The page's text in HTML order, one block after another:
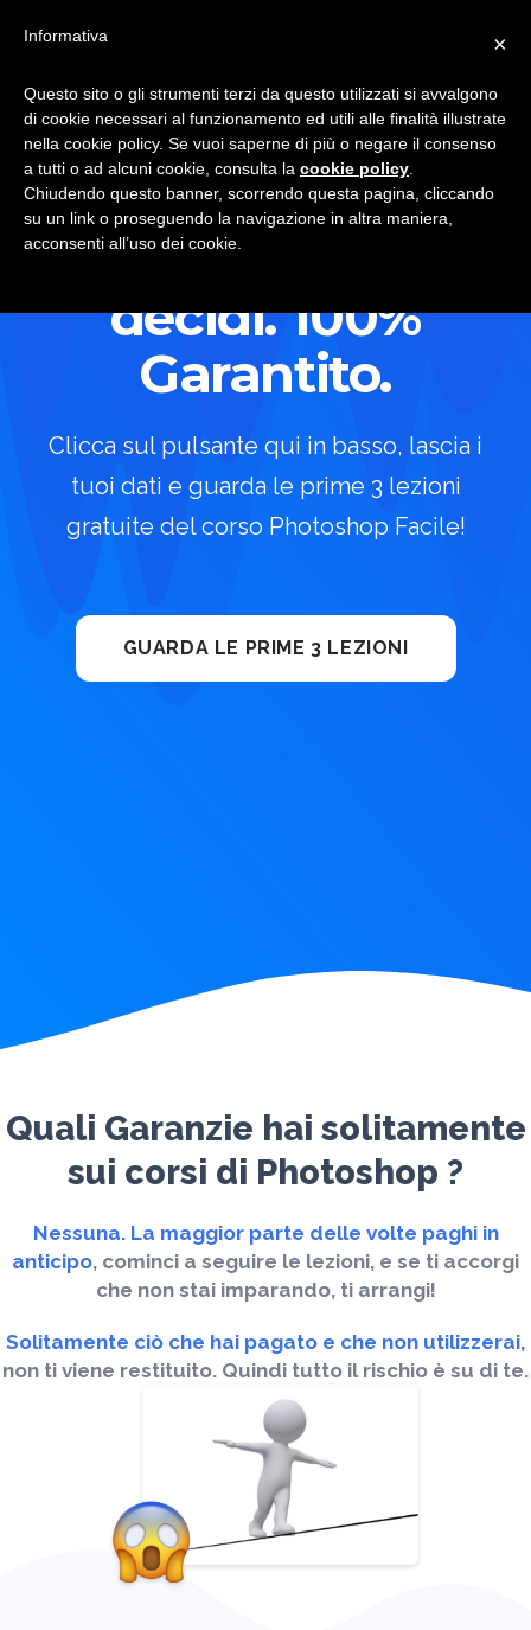
content
sidebar
Photoshop
Facile
Il
Corso
di
Photoshop
più
Menu
Prima provi e poi
decidi. 100%
Garantito.
Clicca sul pulsante qui in basso, lascia i
tuoi dati e guarda le prime 3 lezioni
gratuite del corso Photoshop Facile!
GUARDA LE PRIME 3 LEZIONI
Quali Garanzie hai solitamente
sui corsi di Photoshop ?
Nessuna. La maggior parte delle volte paghi in
anticipo, cominci a seguire le lezioni, e se ti accorgi
che non stai imparando, ti arrangi!
Solitamente ciò che hai pagato e che non utilizzerai,
non ti viene restituito. Quindi tutto il rischio è su di te.
×
Informativa
Questo sito o gli strumenti terzi da questo utilizzati si avvalgono
di cookie necessari al funzionamento ed utili alle finalità illustrate
nella cookie policy. Se vuoi saperne di più o negare il consenso
a tutti o ad alcuni cookie, consulta la cookie policy
Chiudendo questo banner, scorrendo questa pagina, cliccando
su un link o proseguendo la navigazione in altra maniera,
acconsenti all’uso dei cookie.